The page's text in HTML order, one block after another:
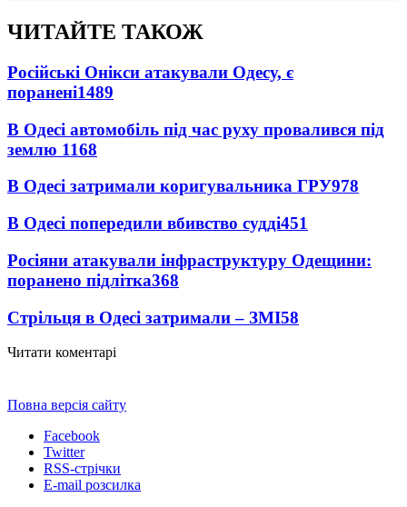
ЧИТАЙТЕ ТАКОЖ
Російські Онікси атакували Одесу, є
поранені1489
В Одесі автомобіль під час руху провалився під
землю 1168
В Одесі затримали коригувальника ГРУ978
В Одесі попередили вбивство судді451
Росіяни атакували інфраструктуру Одещини:
поранено підлітка368
Стрільця в Одесі затримали – ЗМІ58
Читати коментарі
Повна версія сайту
Facebook
Twitter
RSS-стрічки
E-mail розсилка